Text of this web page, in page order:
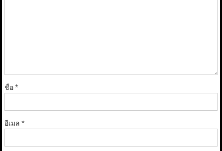
ชื่อ*
อีเมล *